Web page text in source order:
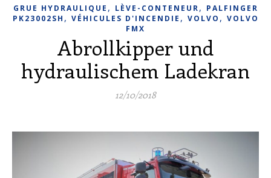
GRUE HYDRAULIQUE , LÈVE-CONTENEUR, PALFINGER
PK23002SH , VÉHICULES D'INCENDIE , VOLVO , VOLVO
FMX
Abrollkipper und
hydraulischem Ladekran
12/10/2018